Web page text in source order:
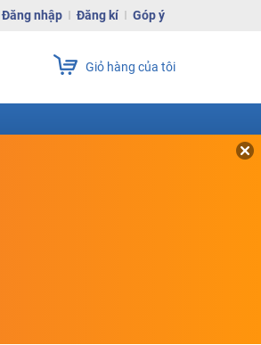
Đăng nhập Đăng kí Góp ý
Giỏ hàng của tôi